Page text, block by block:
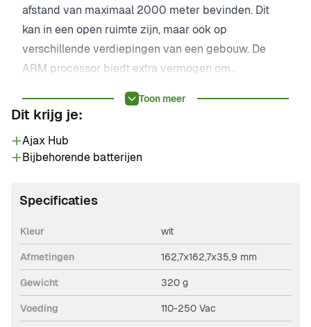
afstand van maximaal 2000 meter bevinden. Dit
kan in een open ruimte zijn, maar ook op
verschillende verdiepingen van een gebouw. De
ARM processor biedt extra vermogen om
van een LAN en GSM backup. De centrale meldt
telefoongesprek. Maximaal 100 draadloze zones
per paneel en maximaal 50 gebruikers. Er kunnen
geïntegreerd in de App.
Toon meer
Dit krijg je:
Ajax Hub
Bijbehorende batterijen
Specificaties
Kleur wit
Afmetingen 162,7x162,7x35,9 mm
Gewicht 320 g
Voeding 110-250 Vac